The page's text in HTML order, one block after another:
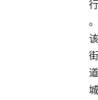
行
。
该
街
道
城